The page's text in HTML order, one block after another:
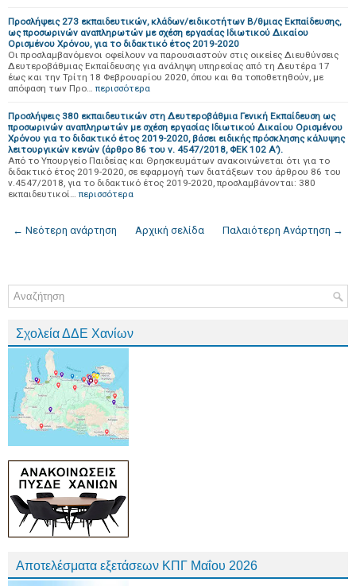
Προσλήψεις 273 εκπαιδευτικών, κλάδων/ειδικοτήτων Β/θμιας Εκπαίδευσης,
ως προσωρινών αναπληρωτών με σχέση εργασίας Ιδιωτικού Δικαίου
Ορισμένου Χρόνου, για το διδακτικό έτος 2019-2020
Οι προσλαμβανόμενοι οφείλουν να παρουσιαστούν στις οικείες Διευθύνσεις
Δευτεροβάθμιας Εκπαίδευσης για ανάληψη υπηρεσίας από τη Δευτέρα 17
έως και την Τρίτη 18 Φεβρουαρίου 2020, όπου και θα τοποθετηθούν, με
απόφαση των Προ… περισσότερα
Προσλήψεις 380 εκπαιδευτικών στη Δευτεροβάθμια Γενική Εκπαίδευση ως
προσωρινών αναπληρωτών με σχέση εργασίας Ιδιωτικού Δικαίου Ορισμένου
Χρόνου για το διδακτικό έτος 2019-2020, βάσει ειδικής πρόσκλησης κάλυψης
λειτουργικών κενών (άρθρο 86 του ν. 4547/2018, ΦΕΚ 102 Α’).
Από το Υπουργείο Παιδείας και Θρησκευμάτων ανακοινώνεται ότι για το
διδακτικό έτος 2019-2020, σε εφαρμογή των διατάξεων του άρθρου 86 του
ν.4547/2018, για το διδακτικό έτος 2019-2020, προσλαμβάνονται: 380
εκπαιδευτικοί… περισσότερα
← Νεότερη ανάρτηση Παλαιότερη Ανάρτηση →
Αρχική σελίδα
Σχολεία ΔΔΕ Χανίων
Αποτελέσματα εξετάσεων ΚΠΓ Μαΐου 2026